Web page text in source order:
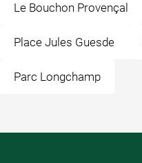
Le Bouchon Provençal
Place Jules Guesde
Parc Longchamp